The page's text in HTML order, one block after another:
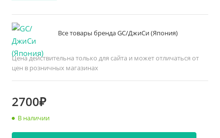
Все товары бренда GC/ДжиСи (Япония)
Цена действительна только для сайта и может отличаться от
цен в розничных магазинах
2700₽
В наличии